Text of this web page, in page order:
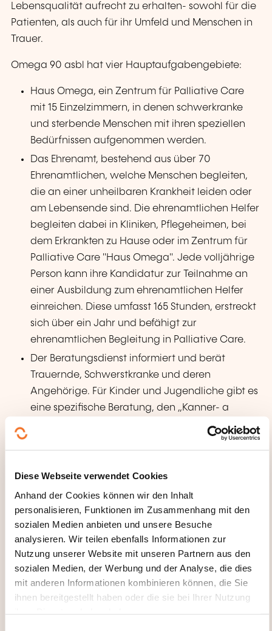
Diese Webseite verwendet Cookies
Anhand der Cookies können wir den Inhalt
personalisieren, Funktionen im Zusammenhang mit den
sozialen Medien anbieten und unsere Besuche
analysieren. Wir teilen ebenfalls Informationen zur
Nutzung unserer Website mit unseren Partnern aus den
sozialen Medien, der Werbung und der Analyse, die dies
mit anderen Informationen kombinieren können, die Sie
ihnen bereitgestellt haben oder die sie bei Ihrer Nutzung
Lebensqualität aufrecht zu erhalten- sowohl für die
Patienten, als auch für ihr Umfeld und Menschen in
Trauer.
Omega 90 asbl hat vier Hauptaufgabengebiete:
Haus Omega, ein Zentrum für Palliative Care
mit 15 Einzelzimmern, in denen schwerkranke
und sterbende Menschen mit ihren speziellen
Bedürfnissen aufgenommen werden.
Das Ehrenamt, bestehend aus über 70
Ehrenamtlichen, welche Menschen begleiten,
die an einer unheilbaren Krankheit leiden oder
am Lebensende sind. Die ehrenamtlichen Helfer
begleiten dabei in Kliniken, Pflegeheimen, bei
dem Erkrankten zu Hause oder im Zentrum für
Palliative Care "Haus Omega". Jede volljährige
Person kann ihre Kandidatur zur Teilnahme an
einer Ausbildung zum ehrenamtlichen Helfer
einreichen. Diese umfasst 165 Stunden, erstreckt
sich über ein Jahr und befähigt zur
ehrenamtlichen Begleitung in Palliative Care.
Der Beratungsdienst informiert und berät
Trauernde, Schwerstkranke und deren
Angehörige. Für Kinder und Jugendliche gibt es
eine spezifische Beratung, den „Kanner- a
Im Bereich "Weiterbildung" werden seit 1993
Fachkräfte aus dem Gesundheits- und
Pflegebereich, sowie aus psycho-sozialen
Berufen angeboten. Des Weiteren werden
regelmäßig Konferenzen, Seminare und
Tagesweiterbildungen für die Öffentlichkeit
organisiert.
WEITERBILDUNGSFELDER